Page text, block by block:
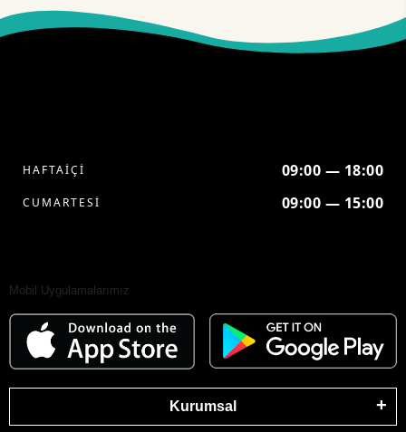
HAFTAİÇİ 09:00 — 18:00
CUMARTESİ 09:00 — 15:00
Mobil Uygulamalarımız
Kurumsal